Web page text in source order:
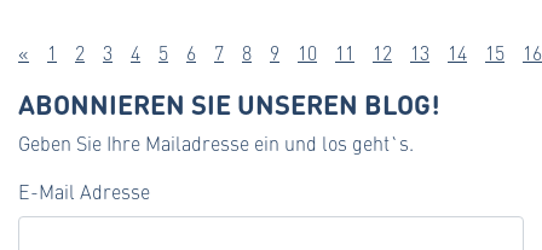
« 1 2 3 4 5 6 7 8 9 10 11 12 13 14 15 16
ABONNIEREN SIE UNSEREN BLOG!
Geben Sie Ihre Mailadresse ein und los geht`s.
E-Mail Adresse